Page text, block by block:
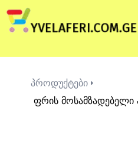
პროდუქტები
ფრის მოსამზადებელი